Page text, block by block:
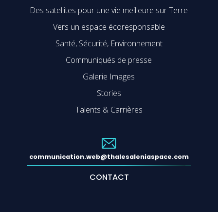
Des satellites pour une vie meilleure sur Terre
Vers un espace écoresponsable
Santé, Sécurité, Environnement
Communiqués de presse
Galerie Images
Stories
Talents & Carrières
communication.web@thalesaleniaspace.com
CONTACT